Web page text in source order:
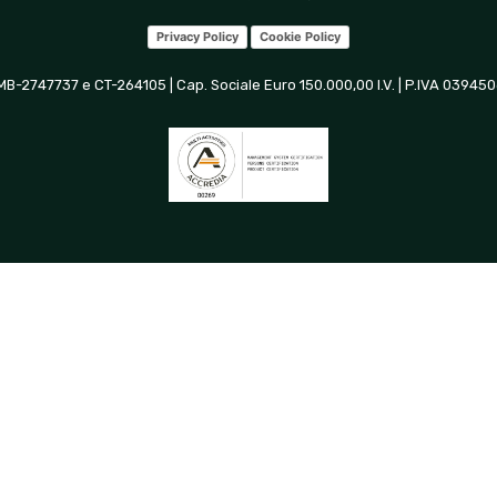
Privacy Policy Cookie Policy
2747737 e CT-264105 | Cap. Sociale Euro 150.000,00 I.V. | P.IVA